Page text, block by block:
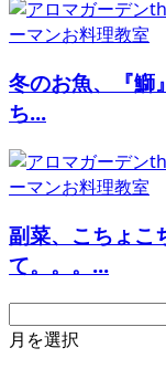
冬のお魚、『鰤
ち...
副菜、こちょこ
て。。。...
月を選択